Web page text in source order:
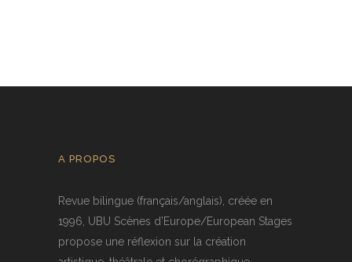
A PROPOS
Revue bilingue (français/anglais), créée en
1996, UBU Scènes d’Europe/European Stages
propose une réflexion sur la création